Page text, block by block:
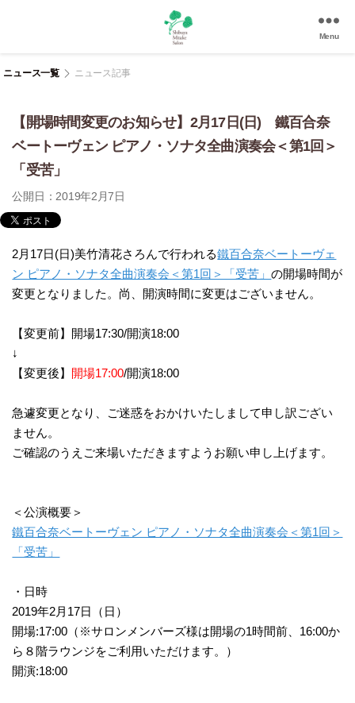
サ
ロ
ン
徒
歩
3
分
和
モ
な
楽
Menu
ニュース一覧 ニュース記事
【開場時間変更のお知らせ】2月17日(日) 鐵百合奈
ベートーヴェン ピアノ・ソナタ全曲演奏会＜第1回＞
「受苦」
公開日：2019年2月7日
2月17日(日)美竹清花さろんで行われる鐵百合奈ベートーヴェ
ン ピアノ・ソナタ全曲演奏会＜第1回＞「受苦」の開場時間が
変更となりました。尚、開演時間に変更はございません。
【変更前】開場17:30/開演18:00
↓
【変更後】 開場17:00/開演18:00
急遽変更となり、ご迷惑をおかけいたしまして申し訳ござい
ません。
ご確認のうえご来場いただきますようお願い申し上げます。
＜公演概要＞
鐵百合奈ベートーヴェン ピアノ・ソナタ全曲演奏会＜第1回＞
「受苦」
・日時
2019年2月17日（日）
開場:17:00（※サロンメンバーズ様は開場の1時間前、16:00か
ら８階ラウンジをご利用いただけます。）
開演:18:00